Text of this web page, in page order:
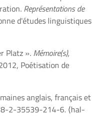
Représentations de
d'études linguistiques
Platz ». Mémoire(s),
Poétisation de
anglais, français et
2-35539-214-6. ⟨hal-